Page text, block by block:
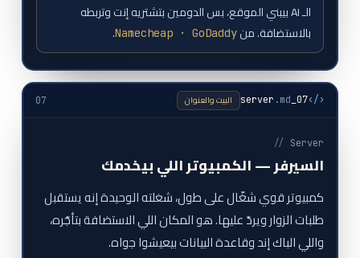
الـ AI بيبني الموقع، بس الدومين بتشتريه إنت وتربطه
بالاستضافة. من Namecheap · GoDaddy
.
‹/›
07_server
.md البيت والعنوان 07
// Server
السيرفر — الكمبيوتر اللي بيخدمك
كمبيوتر قوي شغّال على طول، شغلته الوحيدة إنه يستقبل
طلبات الزوار ويردّ عليها. هو المكان اللي الاستضافة بتأجّره،
واللي الباك إند وقاعدة البيانات بيعيشوا جواه.